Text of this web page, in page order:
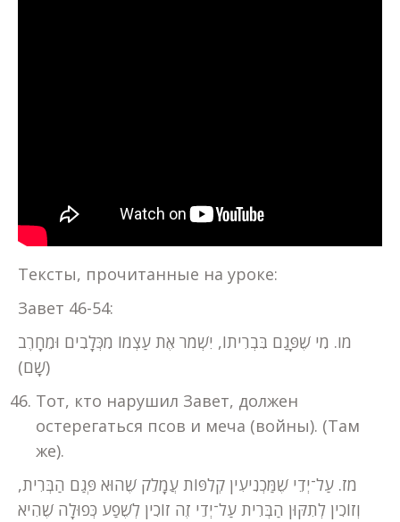
Тексты, прочитанные на уроке:
Завет 46-54:
מו. מִי שֶׁפָּגַם בִּבְרִיתוֹ, יִשְׁמֹר אֶת עַצְמוֹ מִכְּלָבִים וּמֵחָרֶב
(שָׁם)
Тот, кто нарушил Завет, должен
остерегаться псов и меча (войны). (Там
же).
מז. עַל־יְדֵי שֶׁמַּכְנִיעִין קְלִפּוֹת עֲמָלֵק שֶׁהוּא פְּגַם הַבְּרִית,
וְזוֹכִין לְתִקּוּן הַבְּרִית עַל־יְדֵי זֶה זוֹכִין לְשֶׁפַע כְּפוּלָה שֶׁהִיא